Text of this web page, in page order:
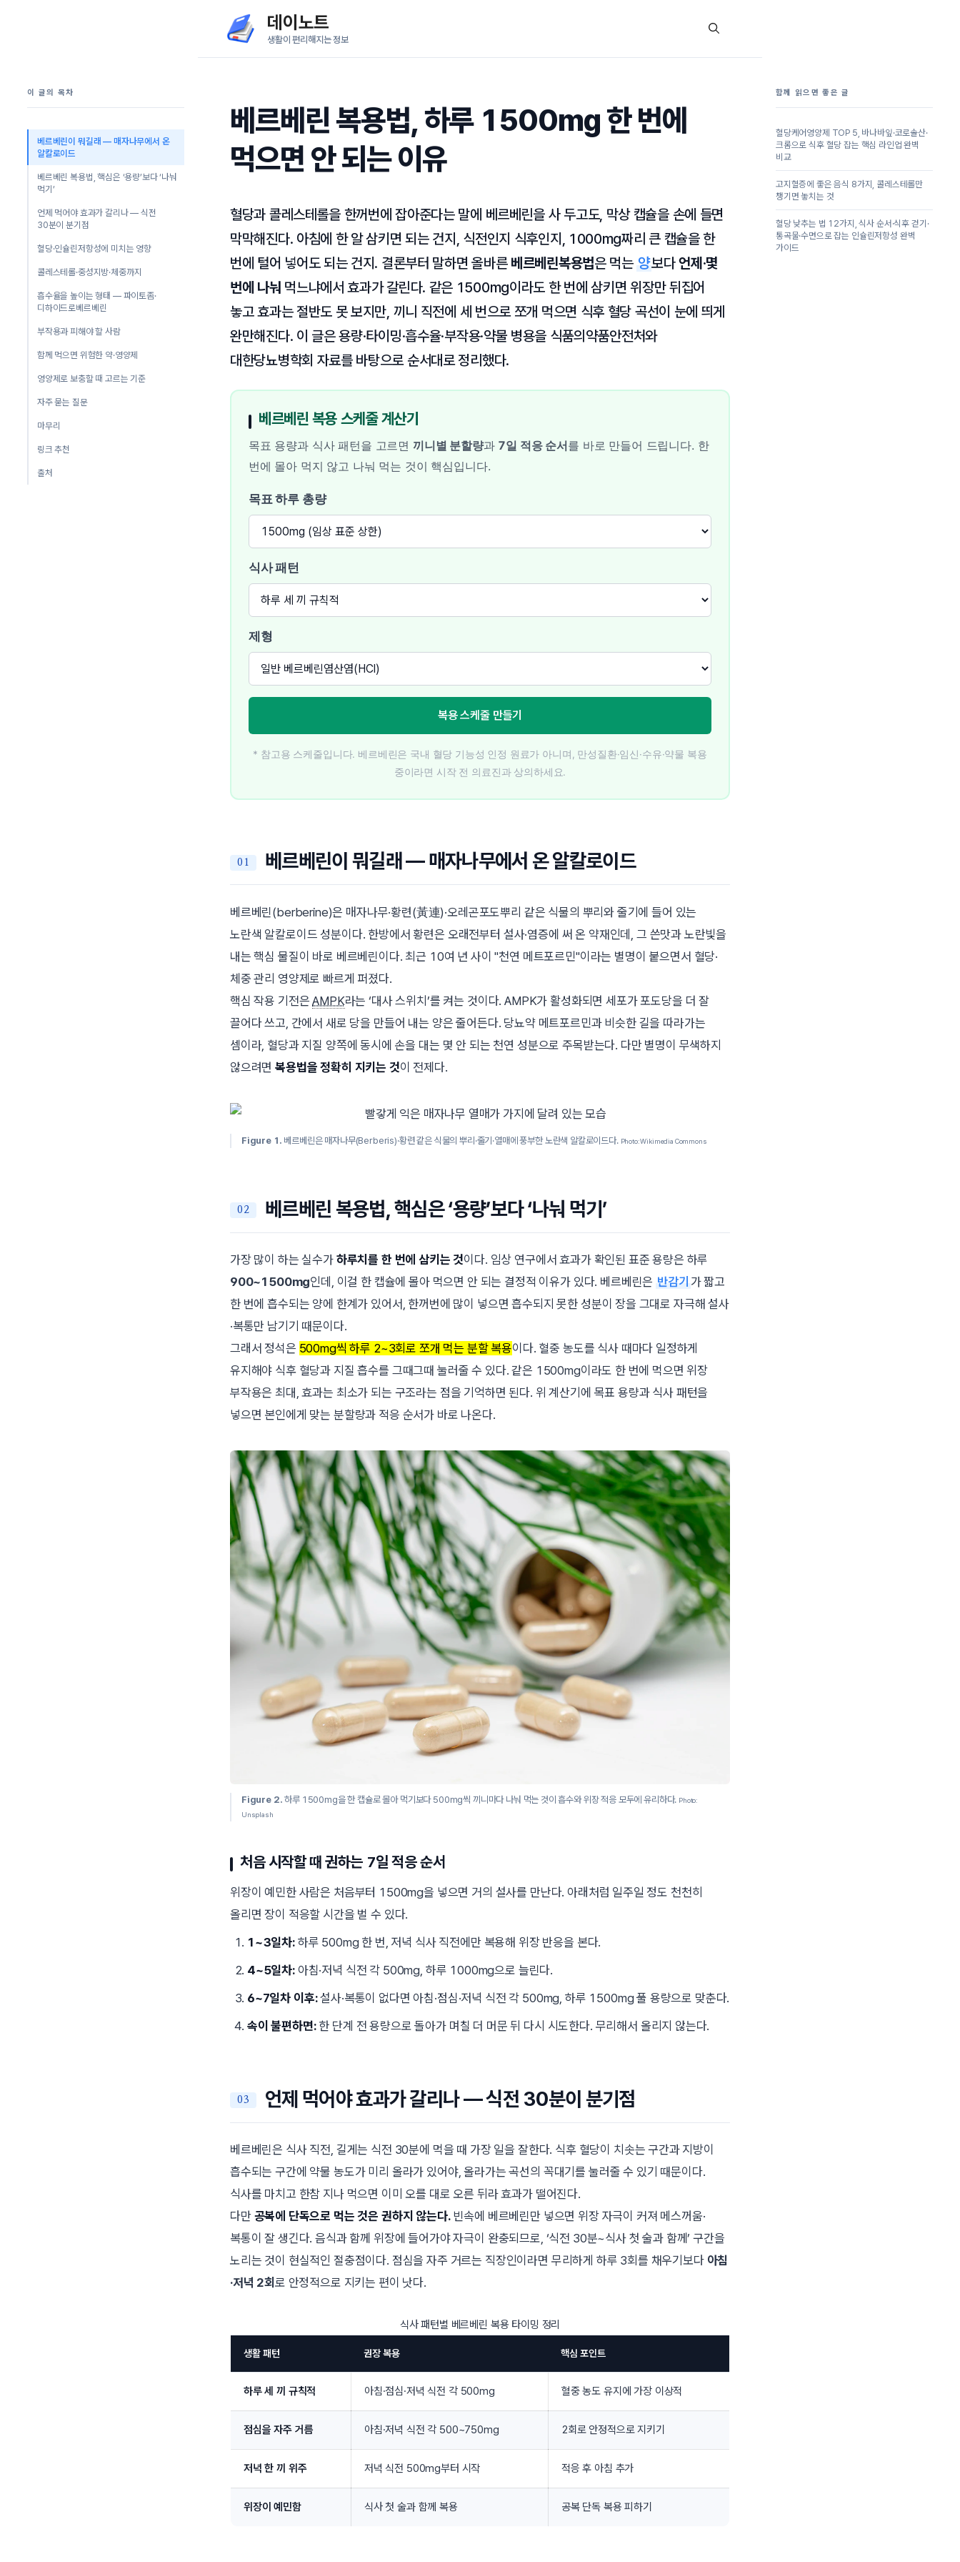
데이노트
생활이 편리해지는 정보
베르베린 복용법, 하루 1500mg 한 번에
먹으면 안 되는 이유
혈당과 콜레스테롤을 한꺼번에 잡아준다는 말에 베르베린을 사 두고도, 막상 캡슐을 손에 들면
막막해진다. 아침에 한 알 삼키면 되는 건지, 식전인지 식후인지, 1000mg짜리 큰 캡슐을 한
번에 털어 넣어도 되는 건지. 결론부터 말하면 올바른 베르베린복용법은 먹는 양보다언제·몇
번에 나눠 먹느냐에서 효과가 갈린다. 같은 1500mg이라도 한 번에 삼키면 위장만 뒤집어
놓고 효과는 절반도 못 보지만, 끼니 직전에 세 번으로 쪼개 먹으면 식후 혈당 곡선이 눈에 띄게
완만해진다. 이 글은 용량·타이밍·흡수율·부작용·약물 병용을 식품의약품안전처와
대한당뇨병학회 자료를 바탕으로 순서대로 정리했다.
베르베린 복용 스케줄 계산기
목표 용량과 식사 패턴을 고르면 끼니별 분할량과 7일 적응 순서를 바로 만들어 드립니다. 한
번에 몰아 먹지 않고 나눠 먹는 것이 핵심입니다.
목표 하루 총량
식사 패턴
제형
복용 스케줄 만들기
* 참고용 스케줄입니다. 베르베린은 국내 혈당 기능성 인정 원료가 아니며, 만성질환·임신·수유·약물 복용
중이라면 시작 전 의료진과 상의하세요.
베르베린이 뭐길래 — 매자나무에서 온 알칼로이드
베르베린(berberine)은 매자나무·황련(黃連)·오레곤포도뿌리 같은 식물의 뿌리와 줄기에 들어 있는
노란색 알칼로이드 성분이다. 한방에서 황련은 오래전부터 설사·염증에 써 온 약재인데, 그 쓴맛과 노란빛을
내는 핵심 물질이 바로 베르베린이다. 최근 10여 년 사이 천연 메트포르민 이라는 별명이 붙으면서 혈당·
체중 관리 영양제로 빠르게 퍼졌다.
핵심 작용 기전은AMPK라는 ‘대사 스위치’를 켜는 것이다. AMPK가 활성화되면 세포가 포도당을 더 잘
끌어다 쓰고, 간에서 새로 당을 만들어 내는 양은 줄어든다. 당뇨약 메트포르민과 비슷한 길을 따라가는
셈이라, 혈당과 지질 양쪽에 동시에 손을 대는 몇 안 되는 천연 성분으로 주목받는다. 다만 별명이 무색하지
않으려면복용법을 정확히 지키는 것이 전제다.
Figure 1. 베르베린은 매자나무(Berberis)·황련 같은 식물의 뿌리·줄기·열매에 풍부한 노란색 알칼로이드다. Photo: Wikimedia Commons
베르베린 복용법, 핵심은 ‘용량’보다 ‘나눠 먹기’
가장 많이 하는 실수가 하루치를 한 번에 삼키는 것이다. 임상 연구에서 효과가 확인된 표준 용량은 하루
900~1500mg인데, 이걸 한 캡슐에 몰아 먹으면 안 되는 결정적 이유가 있다. 베르베린은 반감기 가 짧고
한 번에 흡수되는 양에 한계가 있어서, 한꺼번에 많이 넣으면 흡수되지 못한 성분이 장을 그대로 자극해 설사
·복통만 남기기 때문이다.
그래서 정석은 500mg씩 하루 2~3회로 쪼개 먹는 분할 복용이다. 혈중 농도를 식사 때마다 일정하게
유지해야 식후 혈당과 지질 흡수를 그때그때 눌러줄 수 있다. 같은 1500mg이라도 한 번에 먹으면 위장
부작용은 최대, 효과는 최소가 되는 구조라는 점을 기억하면 된다. 위 계산기에 목표 용량과 식사 패턴을
넣으면 본인에게 맞는 분할량과 적응 순서가 바로 나온다.
Figure 2. 하루 1500mg을 한 캡슐로 몰아 먹기보다 500mg씩 끼니마다 나눠 먹는 것이 흡수와 위장 적응 모두에 유리하다. Photo:
Unsplash
처음 시작할 때 권하는 7일 적응 순서
위장이 예민한 사람은 처음부터 1500mg을 넣으면 거의 설사를 만난다. 아래처럼 일주일 정도 천천히
올리면 장이 적응할 시간을 벌 수 있다.
1~3일차:하루 500mg 한 번, 저녁 식사 직전에만 복용해 위장 반응을 본다.
4~5일차:아침·저녁 식전 각 500mg, 하루 1000mg으로 늘린다.
6~7일차 이후:설사·복통이 없다면 아침·점심·저녁 식전 각 500mg, 하루 1500mg 풀 용량으로 맞춘다.
속이 불편하면:한 단계 전 용량으로 돌아가 며칠 더 머문 뒤 다시 시도한다. 무리해서 올리지 않는다.
언제 먹어야 효과가 갈리나 — 식전 30분이 분기점
베르베린은 식사 직전, 길게는 식전 30분에 먹을 때 가장 일을 잘한다. 식후 혈당이 치솟는 구간과 지방이
흡수되는 구간에 약물 농도가 미리 올라가 있어야, 올라가는 곡선의 꼭대기를 눌러줄 수 있기 때문이다.
식사를 마치고 한참 지나 먹으면 이미 오를 대로 오른 뒤라 효과가 떨어진다.
다만 공복에 단독으로 먹는 것은 권하지 않는다.빈속에 베르베린만 넣으면 위장 자극이 커져 메스꺼움·
복통이 잘 생긴다. 음식과 함께 위장에 들어가야 자극이 완충되므로, ‘식전 30분~식사 첫 술과 함께’ 구간을
노리는 것이 현실적인 절충점이다. 점심을 자주 거르는 직장인이라면 무리하게 하루 3회를 채우기보다 아침
·저녁 2회 로 안정적으로 지키는 편이 낫다.
식사 패턴별 베르베린 복용 타이밍 정리
생활 패턴 권장 복용 핵심 포인트
하루 세 끼 규칙적 아침·점심·저녁 식전 각 500mg 혈중 농도 유지에 가장 이상적
점심을 자주 거름 아침·저녁 식전 각 500~750mg 2회로 안정적으로 지키기
저녁 한 끼 위주 저녁 식전 500mg부터 시작 적응 후 아침 추가
위장이 예민함 식사 첫 술과 함께 복용 공복 단독 복용 피하기
이 글의 목차
베르베린이 뭐길래 — 매자나무에서 온
알칼로이드
베르베린 복용법, 핵심은 ‘용량’보다 ‘나눠
먹기’
언제 먹어야 효과가 갈리나 — 식전
30분이 분기점
혈당·인슐린저항성에 미치는 영향
콜레스테롤·중성지방·체중까지
흡수율을 높이는 형태 — 파이토좀·
디하이드로베르베린
부작용과 피해야 할 사람
함께 먹으면 위험한 약·영양제
영양제로 보충할 때 고르는 기준
자주 묻는 질문
마무리
링크 추천
출처
함께 읽으면 좋은 글
혈당케어영양제 TOP 5, 바나바잎·코로솔산·
크롬으로 식후 혈당 잡는 핵심 라인업 완벽
비교
고지혈증에 좋은 음식 8가지, 콜레스테롤만
챙기면 놓치는 것
혈당 낮추는 법 12가지, 식사 순서·식후 걷기·
통곡물·수면으로 잡는 인슐린저항성 완벽
가이드